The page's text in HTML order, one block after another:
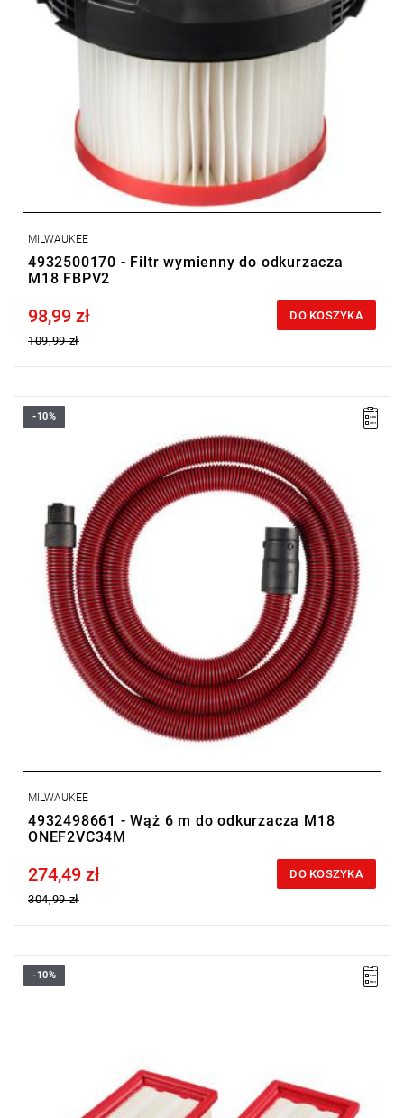
MILWAUKEE
4932500170 - Filtr wymienny do odkurzacza
M18 FBPV2
Price tax included
98,99 zł
109,99 zł
DO KOSZYKA
-10%
MILWAUKEE
4932498661 - Wąż 6 m do odkurzacza M18
ONEF2VC34M
Price tax included
274,49 zł
304,99 zł
DO KOSZYKA
-10%